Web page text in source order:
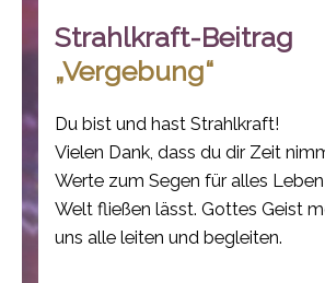
Strahlkraft-Beitrag
„Vergebung“
Du bist und hast Strahlkraft!
Vielen Dank, dass du dir Zeit
Werte zum Segen für alles
Welt fließen lässt. Gottes Geist
uns alle leiten und begleiten.